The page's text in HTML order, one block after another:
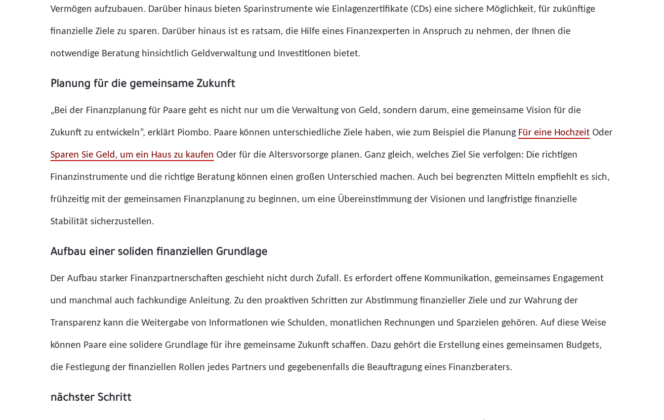
Vermögen aufzubauen. Darüber hinaus bieten Sparinstrumente wie Einlagenzertifikate (CDs) eine sichere Möglichkeit, für zukünftige
finanzielle Ziele zu sparen. Darüber hinaus ist es ratsam, die Hilfe eines Finanzexperten in Anspruch zu nehmen, der Ihnen die
notwendige Beratung hinsichtlich Geldverwaltung und Investitionen bietet.
Planung für die gemeinsame Zukunft
„Bei der Finanzplanung für Paare geht es nicht nur um die Verwaltung von Geld, sondern darum, eine gemeinsame Vision für die
Zukunft zu entwickeln“, erklärt Piombo. Paare können unterschiedliche Ziele haben, wie zum Beispiel die Planung Für eine Hochzeit Oder
Sparen Sie Geld, um ein Haus zu kaufen Oder für die Altersvorsorge planen. Ganz gleich, welches Ziel Sie verfolgen: Die richtigen
Finanzinstrumente und die richtige Beratung können einen großen Unterschied machen. Auch bei begrenzten Mitteln empfiehlt es sich,
frühzeitig mit der gemeinsamen Finanzplanung zu beginnen, um eine Übereinstimmung der Visionen und langfristige finanzielle
Stabilität sicherzustellen.
Aufbau einer soliden finanziellen Grundlage
Der Aufbau starker Finanzpartnerschaften geschieht nicht durch Zufall. Es erfordert offene Kommunikation, gemeinsames Engagement
und manchmal auch fachkundige Anleitung. Zu den proaktiven Schritten zur Abstimmung finanzieller Ziele und zur Wahrung der
Transparenz kann die Weitergabe von Informationen wie Schulden, monatlichen Rechnungen und Sparzielen gehören. Auf diese Weise
können Paare eine solidere Grundlage für ihre gemeinsame Zukunft schaffen. Dazu gehört die Erstellung eines gemeinsamen Budgets,
die Festlegung der finanziellen Rollen jedes Partners und gegebenenfalls die Beauftragung eines Finanzberaters.
nächster Schritt